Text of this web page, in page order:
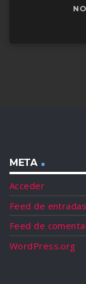
META
Acceder
Feed de entradas
Feed de
WordPress.org